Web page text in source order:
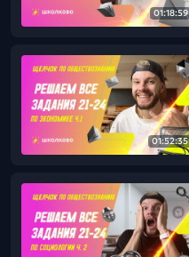
01:18:59
01:52:35